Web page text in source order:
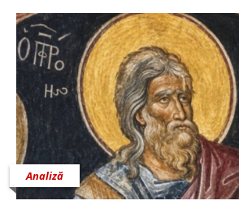
Analiză